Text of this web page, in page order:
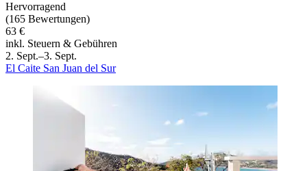
Hervorragend
(165 Bewertungen)
63 €
inkl. Steuern & Gebühren
2. Sept.–3. Sept.
El Caite San Juan del Sur